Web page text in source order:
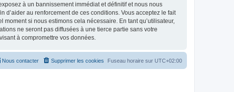
à un bannissement immédiat et définitif et nous nous
d’aider au renforcement de ces conditions. Vous acceptez le fait
si nous estimons cela nécessaire. En tant qu’utilisateur,
ne seront pas diffusées à une tierce partie sans votre
à compromettre vos données.
Fuseau horaire sur UTC+02:00
Supprimer les cookies
Nous contacter